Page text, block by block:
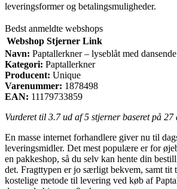
leveringsformer og betalingsmuligheder.
Bedst anmeldte webshops
Webshop Stjerner Link
Navn: Paptallerkner – lyseblåt med
Kategori: Paptallerkner
Producent: Unique
Varenummer: 1878498
EAN: 11179733859
Vurderet til 3.7ud af 5 stjerner baseret på 27
En masse internet forhandlere giver nu til
leveringsmidler. Det mest populære er for
en pakkeshop, så du selv kan hente din
det. Fragttypen er jo særligt bekvem, samt tit
kostelige metode til levering ved køb af